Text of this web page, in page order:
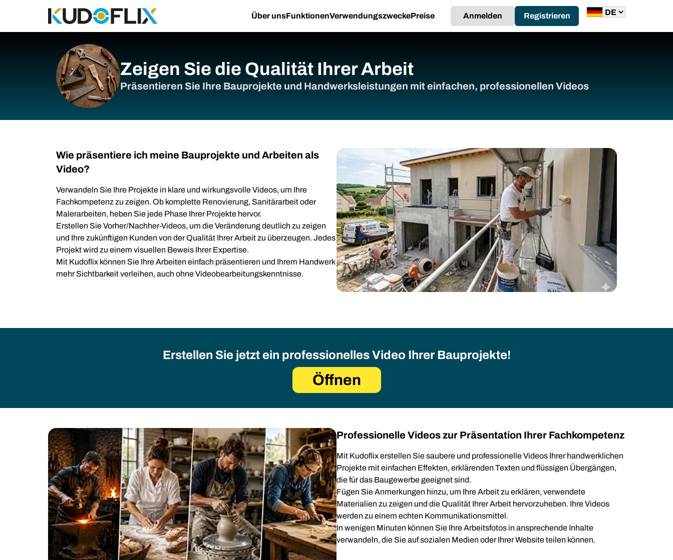
Über unsFunktionenVerwendungszweckePreise Anmelden Registrieren
Zeigen Sie die Qualität Ihrer Arbeit
Präsentieren Sie Ihre Bauprojekte und Handwerksleistungen mit einfachen, professionellen Videos
Wie präsentiere ich meine Bauprojekte und Arbeiten als
Video?
Verwandeln Sie Ihre Projekte in klare und wirkungsvolle Videos, um Ihre
Fachkompetenz zu zeigen. Ob komplette Renovierung, Sanitärarbeit oder
Malerarbeiten, heben Sie jede Phase Ihrer Projekte hervor.
Erstellen Sie Vorher/Nachher-Videos, um die Veränderung deutlich zu zeigen
und Ihre zukünftigen Kunden von der Qualität Ihrer Arbeit zu überzeugen. Jedes
Projekt wird zu einem visuellen Beweis Ihrer Expertise.
Mit Kudoflix können Sie Ihre Arbeiten einfach präsentieren und Ihrem Handwerk
mehr Sichtbarkeit verleihen, auch ohne Videobearbeitungskenntnisse.
Erstellen Sie jetzt ein professionelles Video Ihrer Bauprojekte!
Öffnen
Professionelle Videos zur Präsentation Ihrer Fachkompetenz
Mit Kudoflix erstellen Sie saubere und professionelle Videos Ihrer handwerklichen
Projekte mit einfachen Effekten, erklärenden Texten und flüssigen Übergängen,
die für das Baugewerbe geeignet sind.
Fügen Sie Anmerkungen hinzu, um Ihre Arbeit zu erklären, verwendete
Materialien zu zeigen und die Qualität Ihrer Arbeit hervorzuheben. Ihre Videos
werden zu einem echten Kommunikationsmittel.
In wenigen Minuten können Sie Ihre Arbeitsfotos in ansprechende Inhalte
verwandeln, die Sie auf sozialen Medien oder Ihrer Website teilen können.